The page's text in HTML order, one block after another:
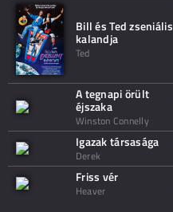
Bill és Ted zseniális
kalandja
Ted
A tegnapi örült
éjszaka
Winston Connelly
Igazak társasága
Derek
Friss vér
Heaver